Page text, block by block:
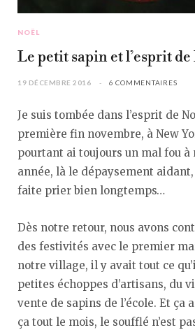
NOËL
Le petit sapin et l’esprit de
19 DÉCEMBRE 2016 6 COMMENTAIRES
Je suis tombée dans l’esprit de
première fin novembre, à New
pourtant ai toujours un mal fou à
année, là le dépaysement
faite prier bien longtemps…
Dès notre retour, nous avons
des festivités avec le premier
notre village, il y avait tout ce
petites échoppes d’artisans, du
vente de sapins de l’école. Et ça
ça tout le mois, le soufflé n’est